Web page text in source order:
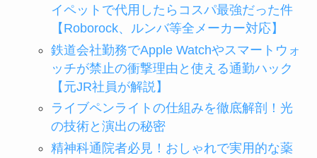
イペットで代用したらコスパ最強だった件
【Roborock、ルンバ等全メーカー対応】
鉄道会社勤務でApple Watchやスマートウォ
ッチが禁止の衝撃理由と使える通勤ハック
【元JR社員が解説】
ライブペンライトの仕組みを徹底解剖！光
の技術と演出の秘密
精神科通院者必見！おしゃれで実用的な薬